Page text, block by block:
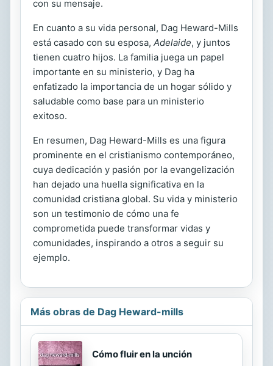
con su mensaje.
En cuanto a su vida personal, Dag Heward-Mills
está casado con su esposa, Adelaide, y juntos
tienen cuatro hijos. La familia juega un papel
importante en su ministerio, y Dag ha
enfatizado la importancia de un hogar sólido y
saludable como base para un ministerio
exitoso.
En resumen, Dag Heward-Mills es una figura
prominente en el cristianismo contemporáneo,
cuya dedicación y pasión por la evangelización
han dejado una huella significativa en la
comunidad cristiana global. Su vida y ministerio
son un testimonio de cómo una fe
comprometida puede transformar vidas y
comunidades, inspirando a otros a seguir su
ejemplo.
Más obras de Dag Heward-mills
Cómo fluir en la unción